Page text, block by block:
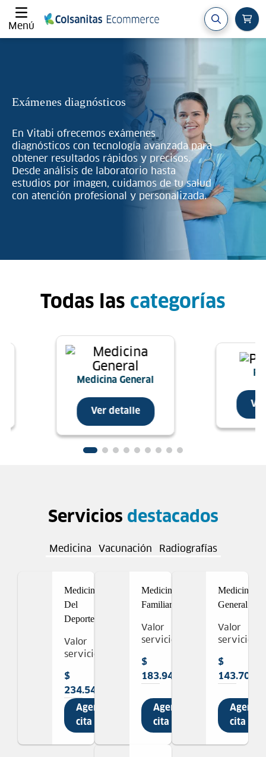
Menú
Exámenes diagnósticos
En Vitabi ofrecemos exámenes
diagnósticos con tecnología avanzada para
obtener resultados rápidos y precisos.
Desde análisis de laboratorio hasta
estudios por imagen, cuidamos de tu salud
con atención profesional y personalizada.
Todas las categorías
Medicina General
Ver detalle
Servicios destacados
Medicina Vacunación Radiografías
Medicina
Del
Deporte
Valor
servicio
$
234.541
Agendar
cita
Medicina
Familiar
Valor
servicio
$
183.947
Agendar
cita
Medicina
General
Valor
servicio
$
143.703
cita